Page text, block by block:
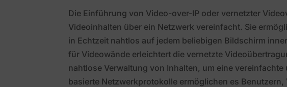
Die Einführung von Video-over-IP oder vernetzter
Videoinhalten über ein Netzwerk vereinfacht. Sie
in Echtzeit nahtlos auf jedem beliebigen Bildschirm
für Videowände erleichtert die vernetzte
nahtlose Verwaltung von Inhalten, um eine
basierte Netzwerkprotokolle ermöglichen es